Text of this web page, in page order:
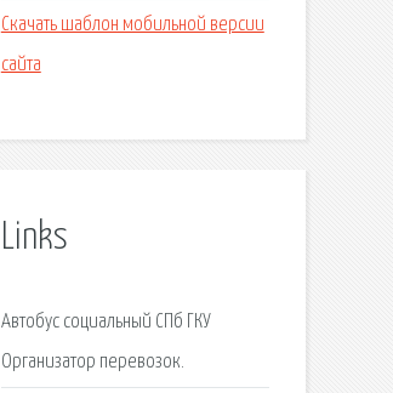
Скачать шаблон мобильной версии
сайта
Links
Автобус социальный СПб ГКУ
Организатор перевозок.